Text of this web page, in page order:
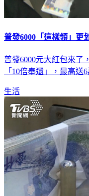
普發6000「這樣領」
普發6000元大紅包來了
「10倍奉還」，最高送6
生活